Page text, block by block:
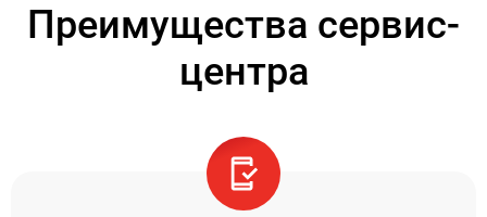
Преимущества сервис-
центра